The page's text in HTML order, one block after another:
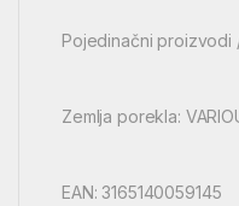
Pojedinačni proizvodi
Zemlja porekla:
EAN: 3165140059145